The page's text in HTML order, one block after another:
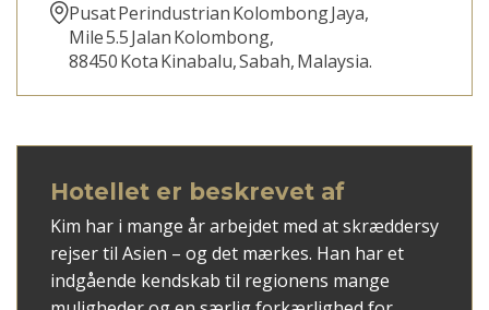
Pusat Perindustrian Kolombong Jaya,
Mile 5.5 Jalan Kolombong,
88450 Kota Kinabalu, Sabah, Malaysia.
Hotellet er beskrevet af
Kim har i mange år arbejdet med at skræddersy
rejser til Asien – og det mærkes. Han har et
indgående kendskab til regionens mange